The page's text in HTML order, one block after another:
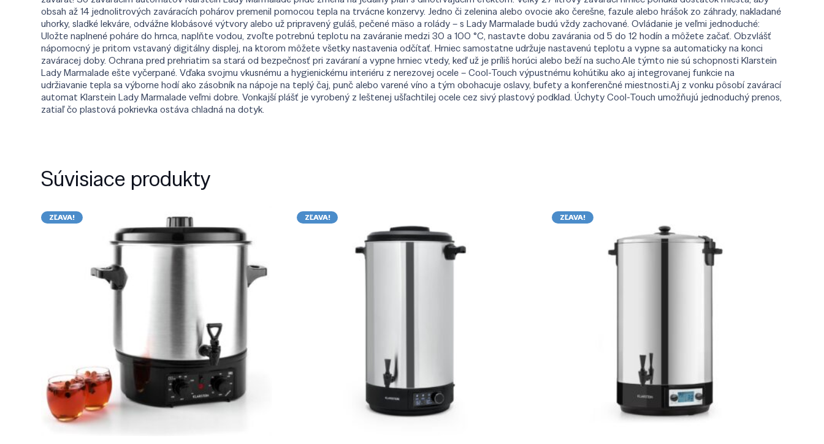
obsah až 14 jednolitrových zaváracích pohárov premenil pomocou tepla na trvácne konzervy. Jedno či zelenina alebo ovocie ako čerešne, fazule alebo hrášok zo záhrady, nakladané
uhorky, sladké lekváre, odvážne klobásové výtvory alebo už pripravený guláš, pečené mäso a rolády – s Lady Marmalade budú vždy zachované. Ovládanie je veľmi jednoduché:
Uložte naplnené poháre do hrnca, naplňte vodou, zvoľte potrebnú teplotu na zaváranie medzi 30 a 100 °C, nastavte dobu zavárania od 5 do 12 hodín a môžete začať. Obzvlášť
nápomocný je pritom vstavaný digitálny displej, na ktorom môžete všetky nastavenia odčítať. Hrniec samostatne udržuje nastavenú teplotu a vypne sa automaticky na konci
zaváracej doby. Ochrana pred prehriatim sa stará od bezpečnosť pri zaváraní a vypne hrniec vtedy, keď už je príliš horúci alebo beží na sucho.Ale týmto nie sú schopnosti Klarstein
Lady Marmalade ešte vyčerpané. Vďaka svojmu vkusnému a hygienickému interiéru z nerezovej ocele – Cool-Touch výpustnému kohútiku ako aj integrovanej funkcie na
udržiavanie tepla sa výborne hodí ako zásobník na nápoje na teplý čaj, punč alebo varené víno a tým obohacuje oslavy, bufety a konferenčné miestnosti.Aj z vonku pôsobí zavárací
automat Klarstein Lady Marmalade veľmi dobre. Vonkajší plášť je vyrobený z leštenej ušľachtilej ocele cez sivý plastový podklad. Úchyty Cool-Touch umožňujú jednoduchý prenos,
zatiaľ čo plastová pokrievka ostáva chladná na dotyk.
Súvisiace produkty
ZĽAVA! ZĽAVA! ZĽAVA!